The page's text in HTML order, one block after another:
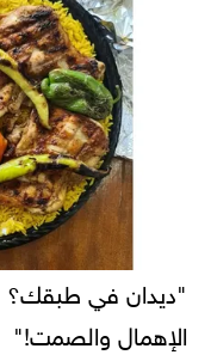
"ديدان في طبقك؟
الإهمال والصمت!"